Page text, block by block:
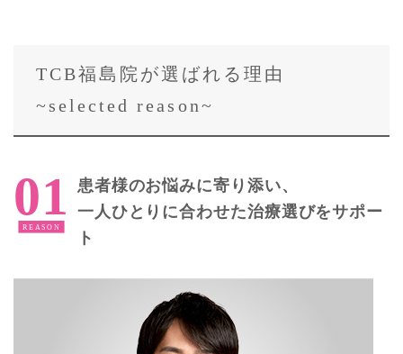
TCB福島院が選ばれる理由
~selected reason~
患者様のお悩みに寄り添い、
一人ひとりに合わせた治療選びをサポー
ト